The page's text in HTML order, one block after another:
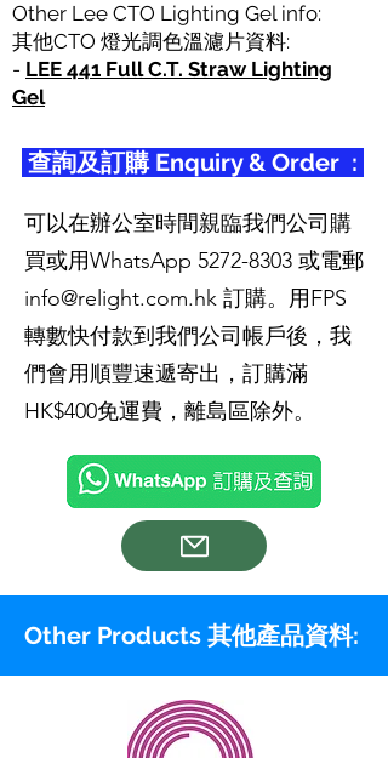
Other Lee CTO Lighting Gel info:
其他CTO 燈光調色溫濾片資料:
- LEE 441 Full C.T. Straw Lighting
Gel
查詢及訂購 Enquiry & Order :
可以在辦公室時間親臨我們公司購
買或用WhatsApp 5272-8303 或電郵
info@relight.com.hk 訂購。用FPS
轉數快付款到我們公司帳戶後，我
們會用順豐速遞寄出，訂購滿
HK$400免運費，離島區除外。
Other Products 其他產品資料: